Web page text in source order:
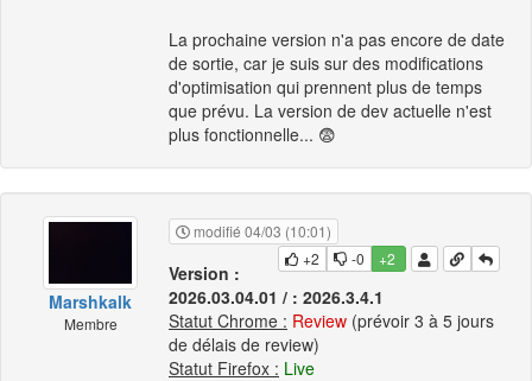
La prochaine version n'a pas encore de date
de sortie, car je suis sur des modifications
d'optimisation qui prennent plus de temps
que prévu. La version de dev actuelle n'est
plus fonctionnelle... 😨
Marshkalk
Membre
modifié 04/03 (10:01)
+2
-0 +2
Version :
2026.03.04.01 / : 2026.3.4.1
Statut Chrome : Review (prévoir 3 à 5 jours
de délais de review)
Statut Firefox : Live